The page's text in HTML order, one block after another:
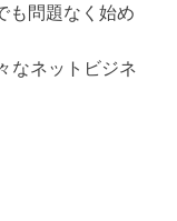
も問題なく始め
なネットビジネ